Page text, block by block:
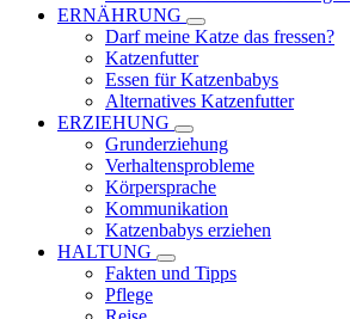
ERNÄHRUNG
Darf meine Katze das fressen?
Katzenfutter
Essen für Katzenbabys
Alternatives Katzenfutter
ERZIEHUNG
Grunderziehung
Verhaltensprobleme
Körpersprache
Kommunikation
Katzenbabys erziehen
HALTUNG
Fakten und Tipps
Pflege